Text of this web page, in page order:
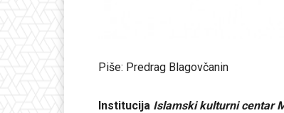
Piše: Predrag Blagovčanin
Institucija Islamski kulturni centar